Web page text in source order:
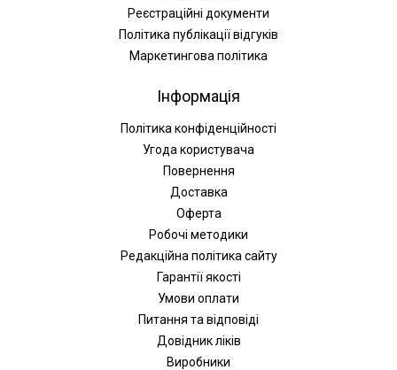
Реєстраційні документи
Політика публікації відгуків
Маркетингова політика
Інформація
Політика конфіденційності
Угода користувача
Повернення
Доставка
Оферта
Робочі методики
Редакційна політика сайту
Гарантії якості
Умови оплати
Питання та відповіді
Довідник ліків
Виробники